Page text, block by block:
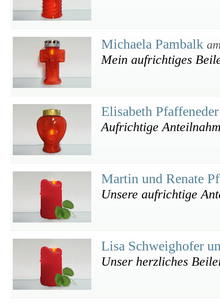
Michaela Pambalk
Mein aufrichtiges
Elisabeth
Aufrichtige
Martin und Renate
Unsere aufrichtige
Lisa Schweighofer
Unser herzliches